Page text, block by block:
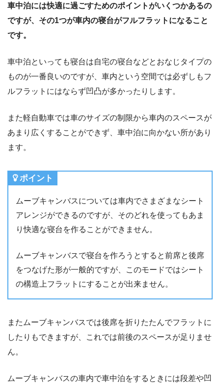
車中泊には快適に過ごすためのポイントがいくつかあるの
ですが、その1つが車内の寝台がフルフラットになること
です。
車中泊といっても寝台は自宅の寝台などとおなじタイプの
ものが一番良いのですが、車内という空間では必ずしもフ
ルフラットにはならず凹凸が多かったりします。
また軽自動車では車のサイズの制限から車内のスペースが
あまり広くすることができず、車中泊に向かない所があり
ます。
ポイント
ムーブキャンバスについては車内でさまざまなシート
アレンジができるのですが、そのどれを使ってもあま
り快適な寝台を作ることができません。
ムーブキャンバスで寝台を作ろうとすると前席と後席
をつなげた形が一般的ですが、このモードではシート
の構造上フラットにすることが出来ません。
またムーブキャンバスでは後席を折りたたんでフラットに
したりもできますが、これでは前後のスペースが足りませ
ん。
ムーブキャンバスの車内で車中泊をするときには段差や凹